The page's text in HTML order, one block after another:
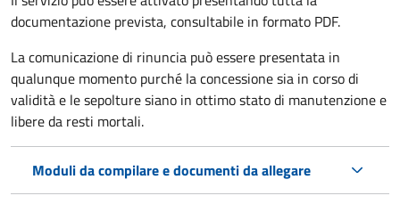
documentazione prevista, consultabile in formato PDF.
La comunicazione di rinuncia può essere presentata in
qualunque momento purché la concessione sia in corso di
validità e le sepolture siano in ottimo stato di manutenzione e
libere da resti mortali.
Moduli da compilare e documenti da allegare